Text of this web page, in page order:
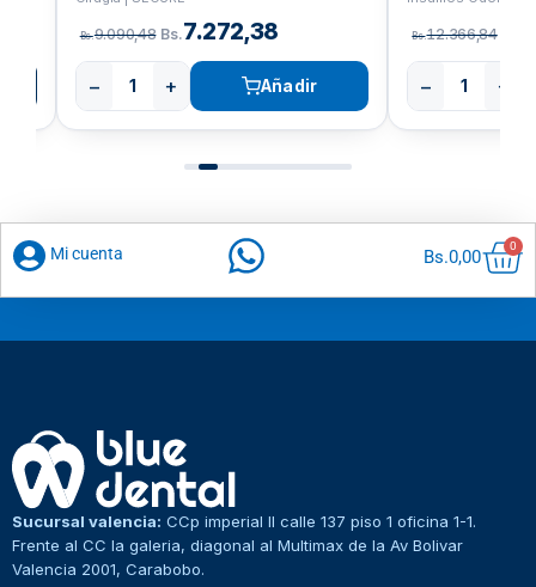
Bs.9.090,48 Bs.7.272,38
− + Añadir
Bs.12.366,84
− +
Mi cuenta Bs.0,00
0
Sucursal valencia: CCp imperial II calle 137 piso 1 oficina 1-1.
Frente al CC la galeria, diagonal al Multimax de la Av Bolivar
Valencia 2001, Carabobo.